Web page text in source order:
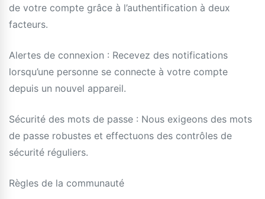
de votre compte grâce à l’authentification à deux
facteurs.
Alertes de connexion : Recevez des notifications
lorsqu’une personne se connecte à votre compte
depuis un nouvel appareil.
Sécurité des mots de passe : Nous exigeons des mots
de passe robustes et effectuons des contrôles de
sécurité réguliers.
Règles de la communauté